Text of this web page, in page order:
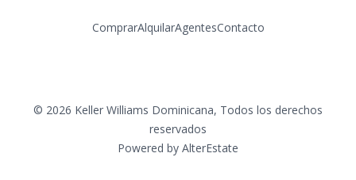
ComprarAlquilarAgentesContacto
© 2026 Keller Williams Dominicana, Todos los derechos
reservados
Powered by AlterEstate